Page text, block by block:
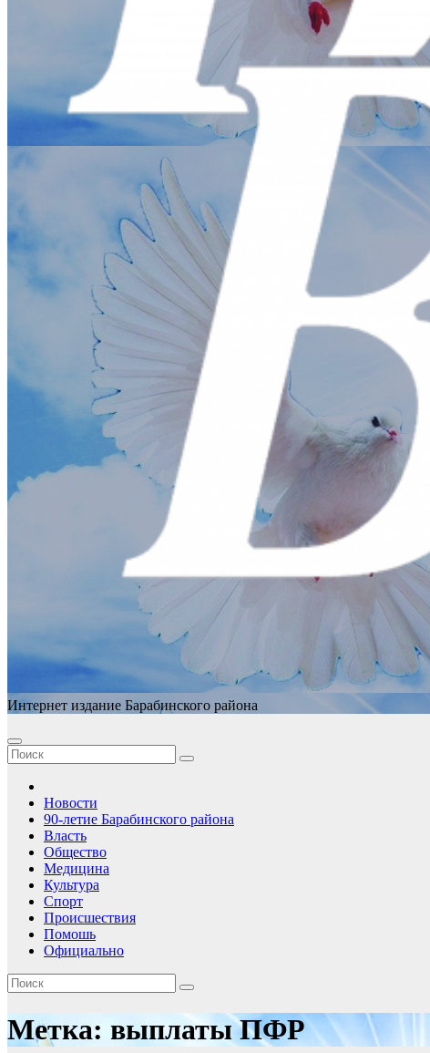
Интернет издание Барабинского района
Новости
90-летие Барабинского района
Власть
Общество
Медицина
Культура
Спорт
Происшествия
Помошь
Официально
Метка: выплаты ПФР